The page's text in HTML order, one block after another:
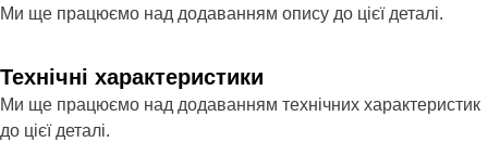
Ми ще працюємо над додаванням опису до цієї деталі.
Технічні характеристики
Ми ще працюємо над додаванням технічних характеристик
до цієї деталі.